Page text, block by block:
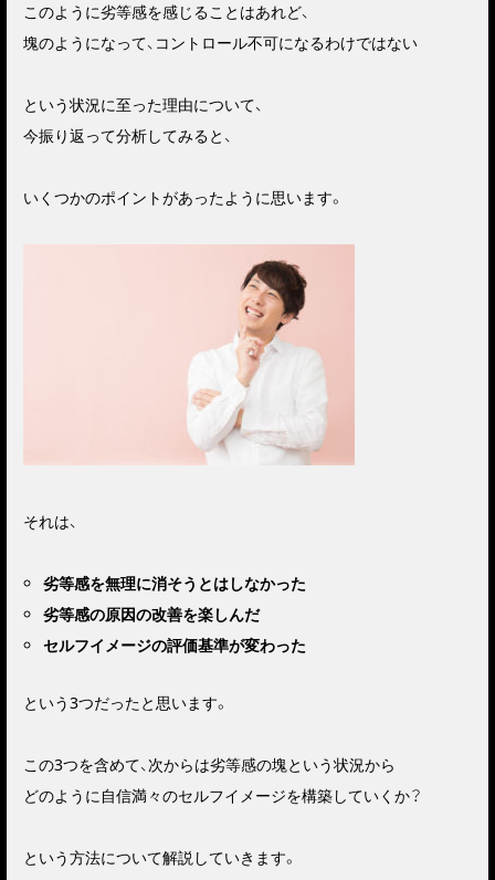
このように劣等感を感じることはあれど、
塊のようになって、コントロール不可になるわけではない
という状況に至った理由について、
今振り返って分析してみると、
いくつかのポイントがあったように思います。
それは、
劣等感を無理に消そうとはしなかった
劣等感の原因の改善を楽しんだ
セルフイメージの評価基準が変わった
という3つだったと思います。
この3つを含めて、次からは劣等感の塊という状況から
どのように自信満々のセルフイメージを構築していくか？
という方法について解説していきます。